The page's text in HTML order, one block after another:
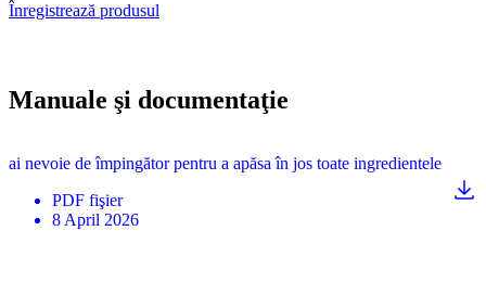
Înregistrează produsul
Manuale şi documentaţie
ai nevoie de împingător pentru a apăsa în jos toate ingredientele
PDF fişier
8 April 2026